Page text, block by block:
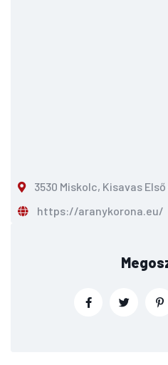
3530 Miskolc, Kisavas
https://aranykorona.eu/